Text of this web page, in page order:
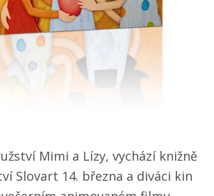
Mimi a Lízy, vychází knižně
Slovart 14. března a diváci kin